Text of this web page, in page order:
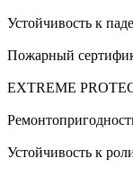
Устойчивость к
Пожарный
EXTREME
Устойчивость к